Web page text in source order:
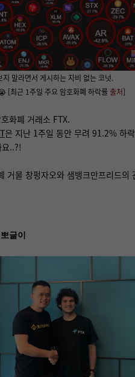
지 말라면서 게시하는 자비 없는 코넛.
[최근 1주일 주요 암호화폐 하락률출처]
화폐 거래소 FTX.
은 지난 1주일 동안 무려 91.2% 하
..?!
거물 창펑자오와 샘뱅크만프리드의
글이